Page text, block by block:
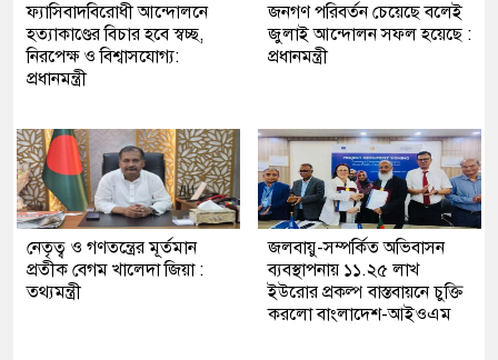
ফ্যাসিবাদবিরোধী আন্দোলনে
হত্যাকাণ্ডের বিচার হবে স্বচ্ছ,
নিরপেক্ষ ও বিশ্বাসযোগ্য:
প্রধানমন্ত্রী
জনগণ পরিবর্তন চেয়েছে বলেই
জুলাই আন্দোলন সফল হয়েছে :
প্রধানমন্ত্রী
নেতৃত্ব ও গণতন্ত্রের মূর্তমান
প্রতীক বেগম খালেদা জিয়া :
তথ্যমন্ত্রী
জলবায়ু-সম্পর্কিত অভিবাসন
ব্যবস্থাপনায় ১১.২৫ লাখ
ইউরোর প্রকল্প বাস্তবায়নে চুক্তি
করলো বাংলাদেশ-আইওএম